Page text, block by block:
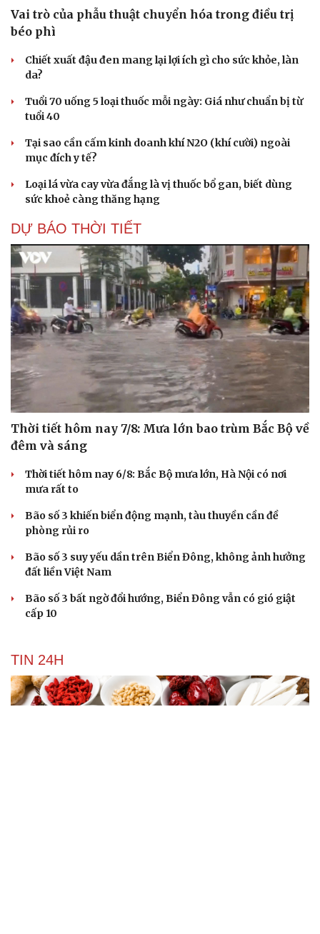
Vai trò của phẫu thuật chuyển hóa trong điều trị
béo phì
Chiết xuất đậu đen mang lại lợi ích gì cho sức khỏe, làn
da?
Tuổi 70 uống 5 loại thuốc mỗi ngày: Giá như chuẩn bị từ
tuổi 40
Tại sao cần cấm kinh doanh khí N2O (khí cười) ngoài
mục đích y tế?
Loại lá vừa cay vừa đắng là vị thuốc bổ gan, biết dùng
sức khoẻ càng thăng hạng
DỰ BÁO THỜI TIẾT
Thời tiết hôm nay 7/8: Mưa lớn bao trùm Bắc Bộ về
đêm và sáng
Thời tiết hôm nay 6/8: Bắc Bộ mưa lớn, Hà Nội có nơi
mưa rất to
Bão số 3 khiến biển động mạnh, tàu thuyền cần đề
phòng rủi ro
Bão số 3 suy yếu dần trên Biển Đông, không ảnh hưởng
đất liền Việt Nam
Bão số 3 bất ngờ đổi hướng, Biển Đông vẫn có gió giật
cấp 10
TIN 24H